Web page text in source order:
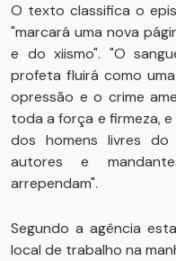
O texto classifica o
"marcará uma nova
e do xiismo". "O
profeta fluirá como
opressão e o crime
toda a força e firmeza,
dos homens livres
autores e
arrependam".
Segundo a agência
local de trabalho na